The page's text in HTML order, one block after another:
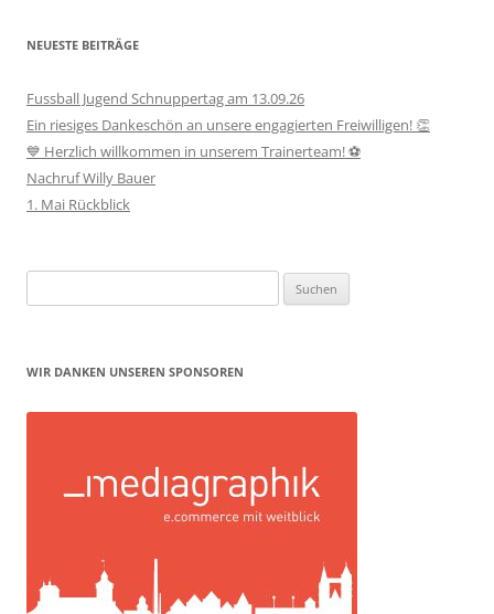
NEUESTE BEITRÄGE
Fussball Jugend Schnuppertag am 13.09.26
Ein riesiges Dankeschön an unsere engagierten Freiwilligen! 👏
💙 Herzlich willkommen in unserem Trainerteam! ⚽
Nachruf Willy Bauer
1. Mai Rückblick
nach:
WIR DANKEN UNSEREN SPONSOREN